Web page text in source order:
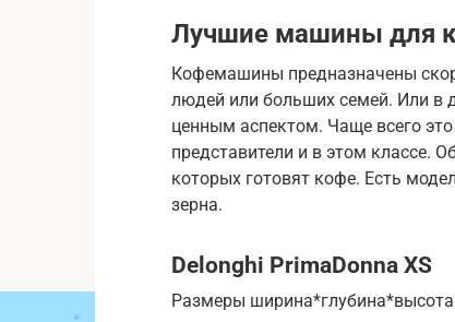
Лучшие машины для
Кофемашины предназначены
людей или больших семей. Или в
ценным аспектом. Чаще всего
представители и в этом классе.
которых готовят кофе. Есть
зерна.
Delonghi PrimaDonna XS
Размеры